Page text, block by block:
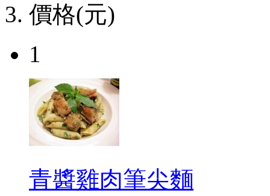
價格(元)
1
青醬雞肉筆尖麵